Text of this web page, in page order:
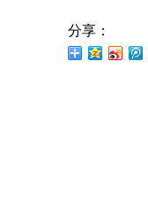
分享：